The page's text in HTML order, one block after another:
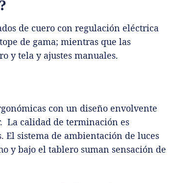
de cuero con regulación eléctrica
de gama; mientras que las
y tela y ajustes manuales.
con un diseño envolvente
La calidad de terminación es
El sistema de ambientación de luces
y bajo el tablero suman sensación de